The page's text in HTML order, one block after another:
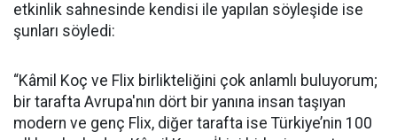
etkinlik sahnesinde kendisi ile yapılan söyleşide ise
şunları söyledi:
“Kâmil Koç ve Flix birlikteliğini çok anlamlı buluyorum;
bir tarafta Avrupa'nın dört bir yanına insan taşıyan
modern ve genç Flix, diğer tarafta ise Türkiye’nin 100